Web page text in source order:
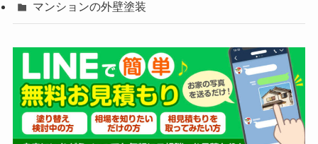
マンションの外壁塗装